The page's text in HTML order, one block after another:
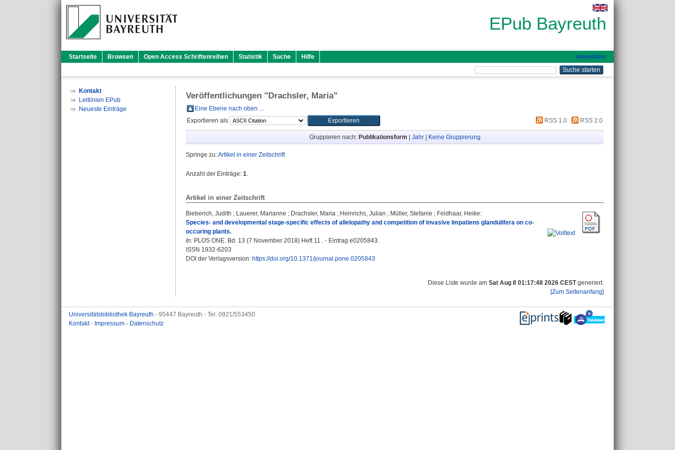
EPub Bayreuth
Startseite Browsen Open Access Schriftenreihen Statistik Suche Hilfe Anmelden
Kontakt
Leitlinien EPub
Neueste Einträge
Veröffentlichungen "Drachsler, Maria"
Eine Ebene nach oben ...
Exportieren als
RSS 1.0 RSS 2.0
Gruppieren nach: Publikationsform Jahr| Keine Gruppierung
Springe zu:Artikel in einer Zeitschrift
Anzahl der Einträge: 1.
Artikel in einer Zeitschrift
Bieberich, Judith ; Lauerer, Marianne ; Drachsler, Maria ; Heinrichs, Julian ; Müller, Stefanie ; Feldhaar, Heike:
Species- and developmental stage-specific effects of allelopathy and competition of invasive Impatiens glandulifera on co-
occuring plants.
In: PLOS ONE. Bd. 13 (7 November 2018) Heft 11 . - Eintrag e0205843.
ISSN 1932-6203
DOI der Verlagsversion: https://doi.org/10.1371/journal.pone.0205843
Diese Liste wurde am Sat Aug 8 01:17:48 2026 CESTgeneriert.
[Zum Seitenanfang]
Universitätsbibliothek Bayreuth - 95447 Bayreuth - Tel. 0921/553450
Kontakt- Impressum - Datenschutz